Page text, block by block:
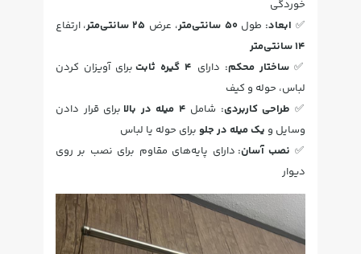
خوردگی
✅ ابعاد: طول50 سانتی‌متر ، عرض 25 سانتی‌متر
، ارتفاع
14 سانتی‌متر
✅ساختار محکم: دارای 4 گیره ثابت
برای آویزان کردن
لباس، حوله و کیف
✅ طراحی کاربردی: شامل 4 میله در بالا
برای قرار دادن
وسایل و یک میله در جلو برای حوله یا لباس
✅ نصب آسان: دارای پایه‌های مقاوم برای نصب بر روی
دیوار